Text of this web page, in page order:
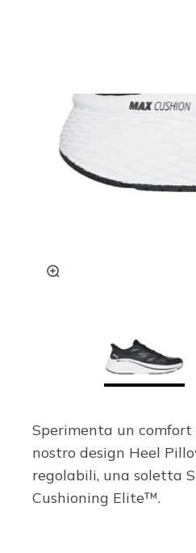
Sperimenta un comfort
nostro design Heel
regolabili, una soletta
Cushioning Elite™.